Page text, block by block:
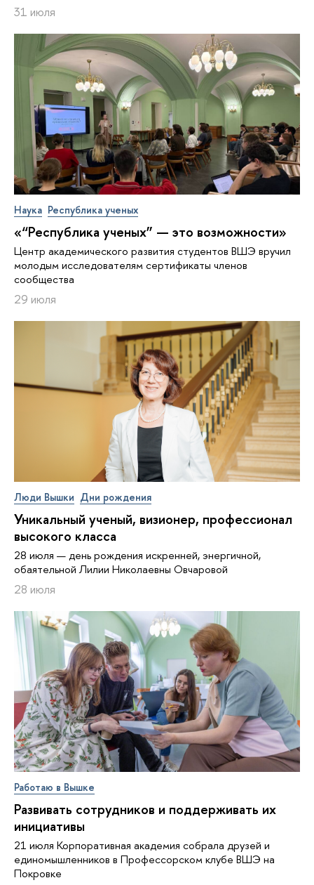
31 июля
Наука Республика ученых
«“Республика ученых” — это возможности»
Центр академического развития студентов ВШЭ вручил
молодым исследователям сертификаты членов
сообщества
29 июля
Люди Вышки Дни рождения
Уникальный ученый, визионер, про­фес­си­о­нал
высокого класса
28 июля — день рождения искренней, энергичной,
обаятельной Лилии Николаевны Овчаровой
28 июля
Работаю в Вышке
Развивать сотрудников и поддерживать их
инициативы
21 июля Корпоративная академия собрала друзей и
единомышленников в Профессорском клубе ВШЭ на
Покровке